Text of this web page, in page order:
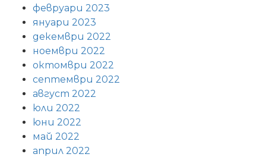
февруари 2023
януари 2023
декември 2022
ноември 2022
октомври 2022
септември 2022
август 2022
юли 2022
юни 2022
май 2022
април 2022